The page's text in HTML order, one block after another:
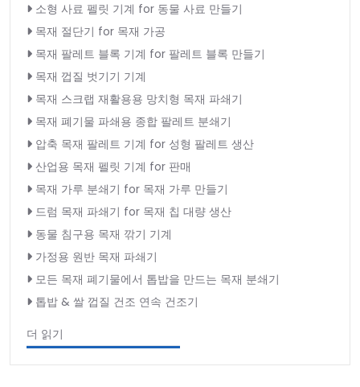
소형 사료 펠릿 기계 for 동물 사료 만들기
목재 절단기 for 목재 가공
목재 팔레트 블록 기계 for 팔레트 블록 만들기
목재 껍질 벗기기 기계
목재 스크랩 재활용용 망치형 목재 파쇄기
목재 폐기물 파쇄용 종합 팔레트 분쇄기
압축 목재 팔레트 기계 for 성형 팔레트 생산
산업용 목재 펠릿 기계 for 판매
목재 가루 분쇄기 for 목재 가루 만들기
드럼 목재 파쇄기 for 목재 칩 대량 생산
동물 침구용 목재 깎기 기계
가정용 원반 목재 파쇄기
모든 목재 폐기물에서 톱밥을 만드는 목재 분쇄기
톱밥 & 쌀 껍질 건조 연속 건조기
더 읽기